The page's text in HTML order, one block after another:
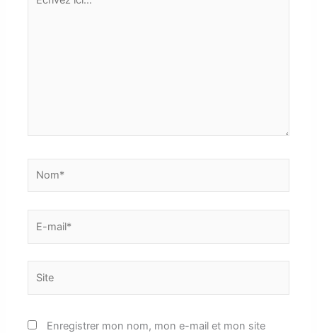
ici…
mail*
Enregistrer mon nom, mon e-mail et mon site